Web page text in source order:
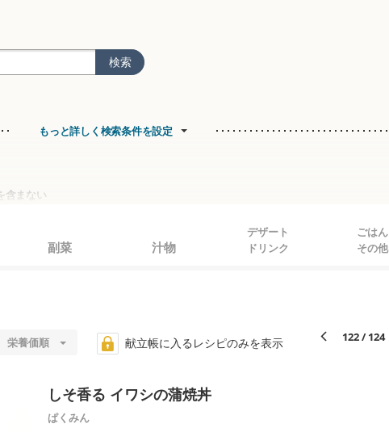
検索
もっと詳しく検索条件を設定
含まない
物繊維をとりたい
お腹がゆるい
すぐできる
副菜 汁物
デザート
ドリンク
ごはん
その他
122 / 124
栄養価順 献立帳に入るレシピのみを表示
しそ香る イワシの蒲焼丼
ぱくみん